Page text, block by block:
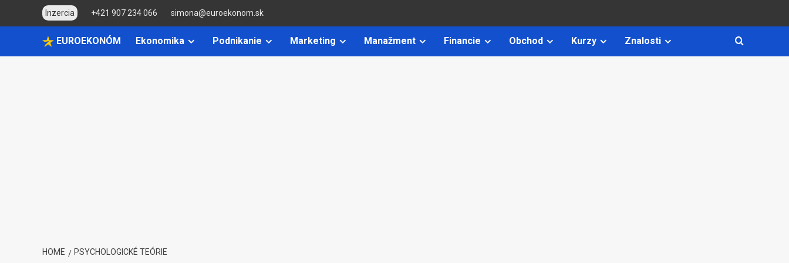
Inzercia +421 907 234 066 simona@euroekonom.sk
EUROEKONÓM Ekonomika Podnikanie Marketing Manažment Financie Obchod Kurzy Znalosti
HOME PSYCHOLOGICKÉ TEÓRIE